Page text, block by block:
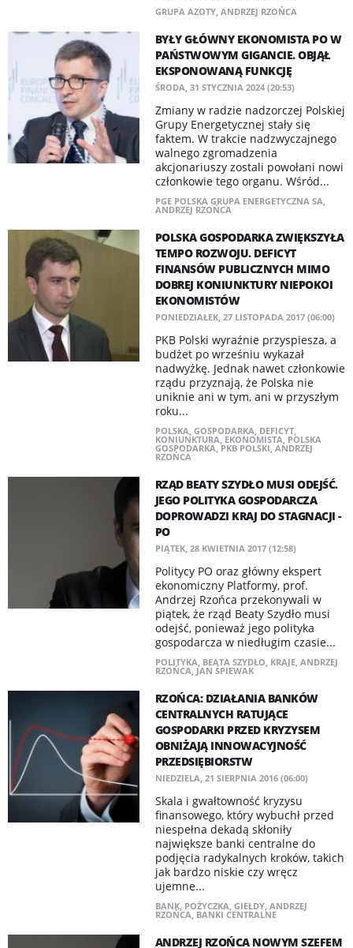
GRUPA AZOTY, ANDRZEJ RZOŃCA
BYŁY GŁÓWNY EKONOMISTA PO W
PAŃSTWOWYM GIGANCIE. OBJĄŁ
EKSPONOWANĄ FUNKCJĘ
ŚRODA, 31 STYCZNIA 2024 (20:53)
Zmiany w radzie nadzorczej Polskiej
Grupy Energetycznej stały się
faktem. W trakcie nadzwyczajnego
walnego zgromadzenia
akcjonariuszy zostali powołani nowi
członkowie tego organu. Wśród...
PGE POLSKA GRUPA ENERGETYCZNA SA,
ANDRZEJ RZOŃCA
POLSKA GOSPODARKA ZWIĘKSZYŁA
TEMPO ROZWOJU. DEFICYT
FINANSÓW PUBLICZNYCH MIMO
DOBREJ KONIUNKTURY NIEPOKOI
EKONOMISTÓW
PONIEDZIAŁEK, 27 LISTOPADA 2017 (06:00)
PKB Polski wyraźnie przyspiesza, a
budżet po wrześniu wykazał
nadwyżkę. Jednak nawet członkowie
rządu przyznają, że Polska nie
uniknie ani w tym, ani w przyszłym
roku...
POLSKA, GOSPODARKA, DEFICYT,
KONIUNKTURA, EKONOMISTA, POLSKA
GOSPODARKA,PKB POLSKI, ANDRZEJ
RZOŃCA
RZĄD BEATY SZYDŁO MUSI ODEJŚĆ.
JEGO POLITYKA GOSPODARCZA
DOPROWADZI KRAJ DO STAGNACJI -
PO
PIĄTEK, 28 KWIETNIA 2017 (12:58)
Politycy PO oraz główny ekspert
ekonomiczny Platformy, prof.
Andrzej Rzońca przekonywali w
piątek, że rząd Beaty Szydło musi
odejść, ponieważ jego polityka
gospodarcza w niedługim czasie...
POLITYKA, BEATA SZYDŁO, KRAJE, ANDRZEJ
RZOŃCA, JAN ŚPIEWAK
RZOŃCA: DZIAŁANIA BANKÓW
CENTRALNYCH RATUJĄCE
GOSPODARKI PRZED KRYZYSEM
OBNIŻAJĄ INNOWACYJNOŚĆ
PRZEDSIĘBIORSTW
NIEDZIELA, 21 SIERPNIA 2016 (06:00)
Skala i gwałtowność kryzysu
finansowego, który wybuchł przed
niespełna dekadą skłoniły
największe banki centralne do
podjęcia radykalnych kroków, takich
jak bardzo niskie czy wręcz
ujemne...
BANK, POŻYCZKA, GIEŁDY, ANDRZEJ
RZOŃCA, BANKI CENTRALNE
ANDRZEJ RZOŃCA NOWYM SZEFEM